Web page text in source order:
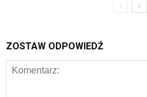
ZOSTAW ODPOWIEDŹ